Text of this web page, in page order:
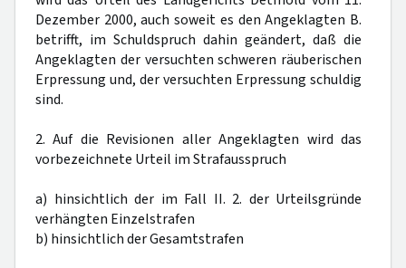
Dezember 2000, auch soweit es den Angeklagten B.
betrifft, im Schuldspruch dahin geändert, daß die
Angeklagten der versuchten schweren räuberischen
Erpressung und, der versuchten Erpressung schuldig
sind.
2. Auf die Revisionen aller Angeklagten wird das
vorbezeichnete Urteil im Strafausspruch
a) hinsichtlich der im Fall II. 2. der Urteilsgründe
verhängten Einzelstrafen
b) hinsichtlich der Gesamtstrafen